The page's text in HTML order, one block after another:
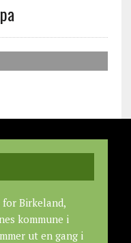
Birkeland,
kommune i
ut en gang i